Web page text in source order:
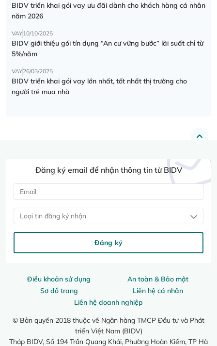
BIDV triển khai gói vay ưu đãi dành cho khách hàng cá nhân
năm 2026
VAY10/10/2025
BIDV giới thiệu gói tín dụng “An cư vững bước” lãi suất chỉ từ
5%/năm
VAY26/03/2025
BIDV triển khai gói vay lớn nhất, tốt nhất thị trường cho
người trẻ mua nhà
Điều khoản sử dụng
An toàn & Bảo mật
Sơ đồ trang
Liên hệ cá nhân
Liên hệ doanh nghiệp
© Bản quyền 2018 thuộc về Ngân hàng TMCP Đầu tư và Phát
triển Việt Nam (BIDV)
Tháp BIDV, Số 194 Trần Quang Khải, Phường Hoàn Kiếm, TP Hà
Đăng ký email để nhận thông tin từ BIDV
Loại tin đăng ký nhận
Đăng ký